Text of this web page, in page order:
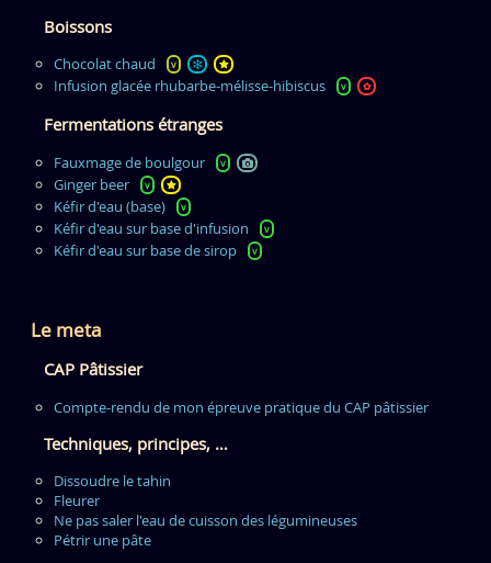
Boissons
Chocolat chaud v
Infusion glacée rhubarbe-mélisse-hibiscus v ✿
Fermentations étranges
Fauxmage de boulgour v
Ginger beer v
Kéfir d'eau (base) v
Kéfir d'eau sur base d'infusion v
Kéfir d'eau sur base de sirop v
Le meta
CAP Pâtissier
Compte-rendu de mon épreuve pratique du CAP pâtissier
Techniques, principes, …
Dissoudre le tahin
Fleurer
Ne pas saler l'eau de cuisson des légumineuses
Pétrir une pâte